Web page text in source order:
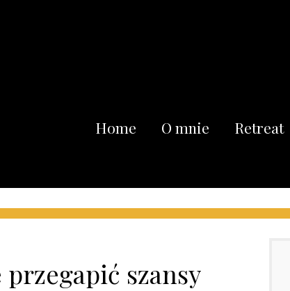
Home O mnie Retreat
szansy